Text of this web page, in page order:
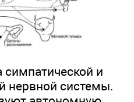
и
нервной системы.